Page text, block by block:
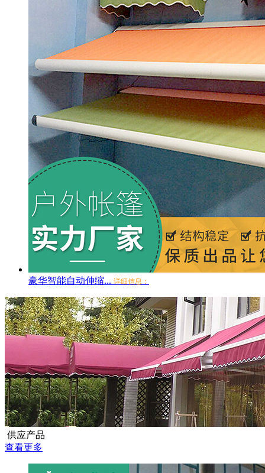
豪华智能自动伸缩... 详细信息：
供应产品
查看更多